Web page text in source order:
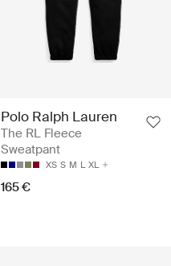
Polo Ralph Lauren
The RL Fleece
Sweatpant
XS S M L XL
165 €